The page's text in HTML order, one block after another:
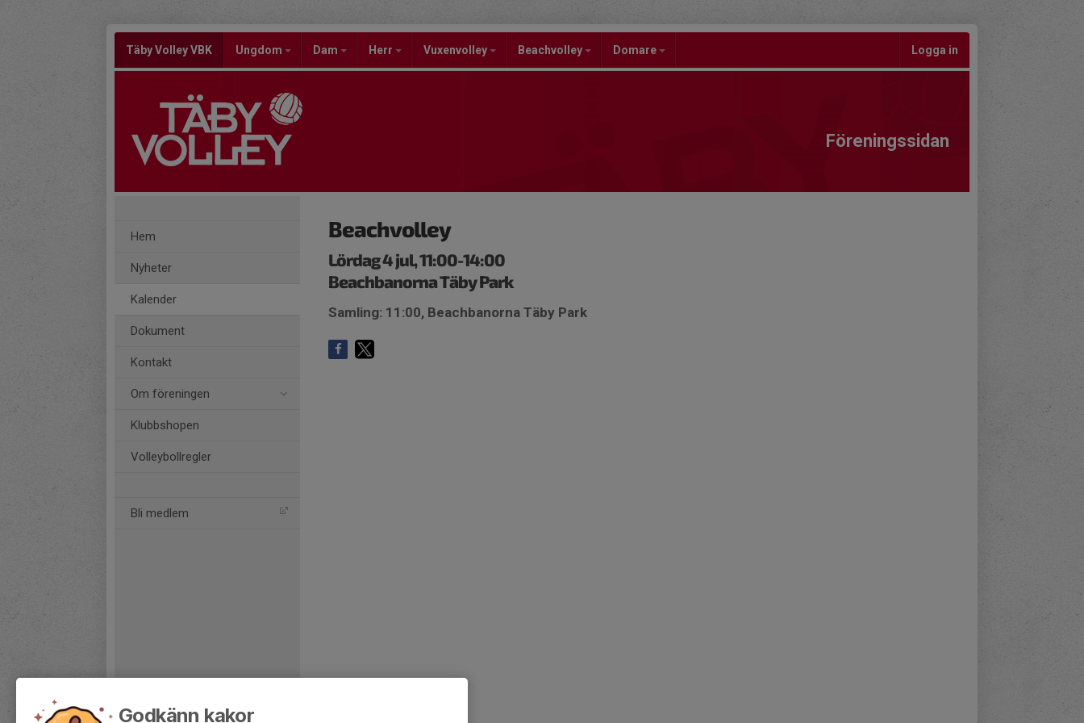
Täby Volley VBK Ungdom Dam Herr Vuxenvolley Beachvolley Domare Logga in
Föreningssidan
Hem
Nyheter
Kalender
Dokument
Kontakt
Om föreningen
Klubbshopen
Volleybollregler
Bli medlem
Beachvolley
Lördag 4 jul, 11:00-14:00
Beachbanorna Täby Park
Samling: 11:00, Beachbanorna Täby Park
Godkänn kakor